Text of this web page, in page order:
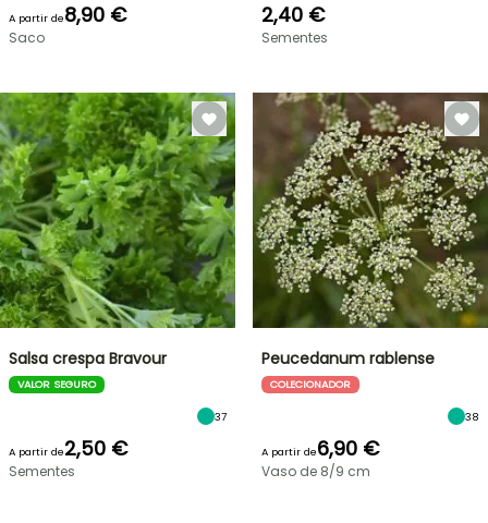
A partir de8,90 €
Saco
2,40 €
Sementes
Salsa crespa Bravour
VALOR SEGURO
37
A partir de2,50 €
Sementes
Peucedanum rablense
COLECIONADOR
38
A partir de6,90 €
Vaso de 8/9 cm